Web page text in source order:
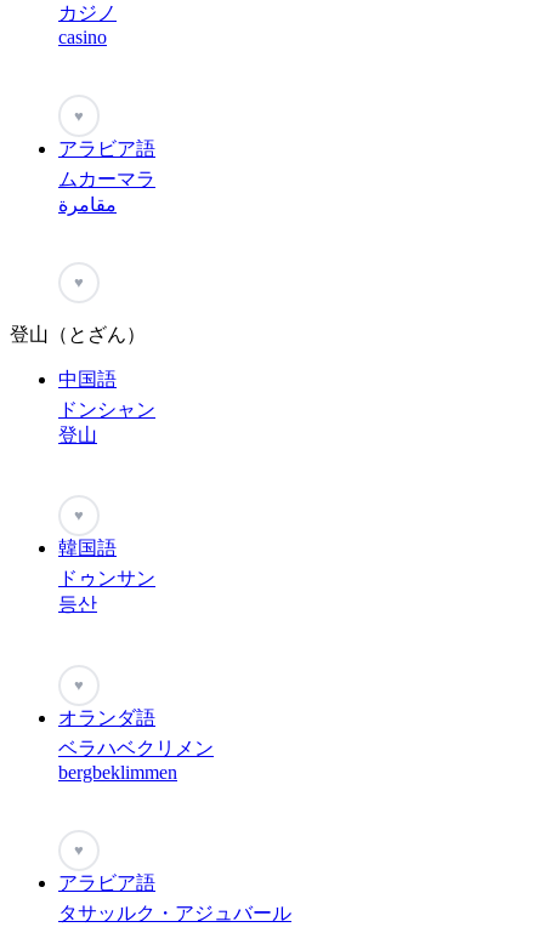
カジノ
casino
♥
アラビア語
ムカーマラ
مقامرة
♥
登山（とざん）
中国語
ドンシャン
登山
♥
韓国語
ドゥンサン
등산
♥
オランダ語
ベラハベクリメン
bergbeklimmen
♥
アラビア語
タサッルク・アジュバール